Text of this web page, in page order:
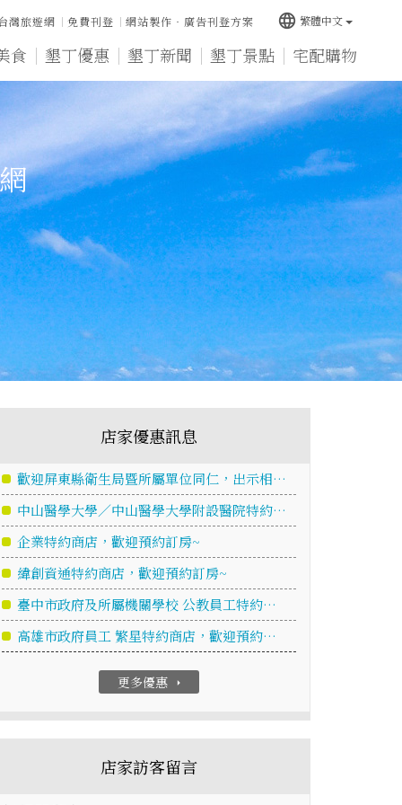
食 墾丁優惠 墾丁新聞 墾丁景點 宅配購物
灣旅遊網 免費刊登 網站製作‧廣告刊登方案 language 繁體中文
店家優惠訊息
歡迎屏東縣衛生局暨所屬單位同仁，出示相…
中山醫學大學／中山醫學大學附設醫院特約…
企業特約商店，歡迎預約訂房~
緯創資通特約商店，歡迎預約訂房~
臺中市政府及所屬機關學校 公教員工特約…
高雄市政府員工 繁星特約商店，歡迎預約…
更多優惠 arrow_right
店家訪客留言